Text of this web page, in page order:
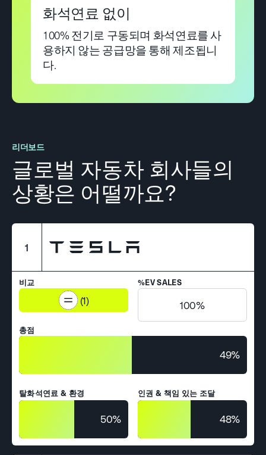
화석연료 없이
100% 전기로 구동되며 화석연료를 사
용하지 않는 공급망을 통해 제조됩니
다.
리더보드
글로벌 자동차 회사들의
상황은 어떨까요?
1
비교
(1)
%EV SALES
100%
총점
49%
탈화석연료 & 환경
50%
인권 & 책임 있는 조달
48%